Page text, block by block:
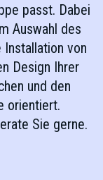
passt. Dabei
Auswahl des
von
Design Ihrer
und den
orientiert.
Sie gerne.